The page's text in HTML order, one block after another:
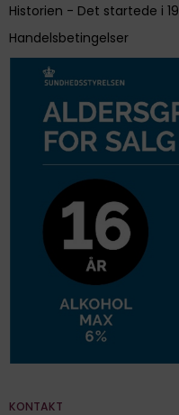
Historien - Det startede i
Handelsbetingelser
KONTAKT